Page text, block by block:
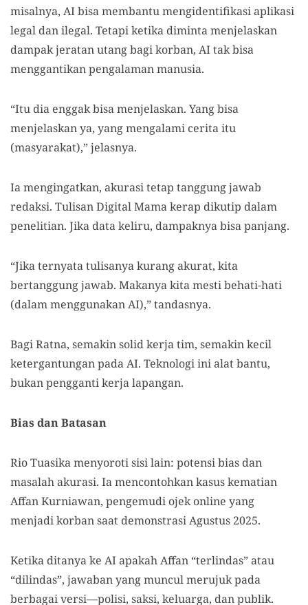
misalnya, AI bisa membantu mengidentifikasi aplikasi
legal dan ilegal. Tetapi ketika diminta menjelaskan
dampak jeratan utang bagi korban, AI tak bisa
menggantikan pengalaman manusia.
“Itu dia enggak bisa menjelaskan. Yang bisa
menjelaskan ya, yang mengalami cerita itu
(masyarakat),” jelasnya.
Ia mengingatkan, akurasi tetap tanggung jawab
redaksi. Tulisan Digital Mama kerap dikutip dalam
penelitian. Jika data keliru, dampaknya bisa panjang.
“Jika ternyata tulisanya kurang akurat, kita
bertanggung jawab. Makanya kita mesti behati-hati
(dalam menggunakan AI),” tandasnya.
Bagi Ratna, semakin solid kerja tim, semakin kecil
ketergantungan pada AI. Teknologi ini alat bantu,
bukan pengganti kerja lapangan.
Bias dan Batasan
Rio Tuasika menyoroti sisi lain: potensi bias dan
masalah akurasi. Ia mencontohkan kasus kematian
Affan Kurniawan, pengemudi ojek online yang
menjadi korban saat demonstrasi Agustus 2025.
Ketika ditanya ke AI apakah Affan “terlindas” atau
“dilindas”, jawaban yang muncul merujuk pada
berbagai versi—polisi, saksi, keluarga, dan publik.